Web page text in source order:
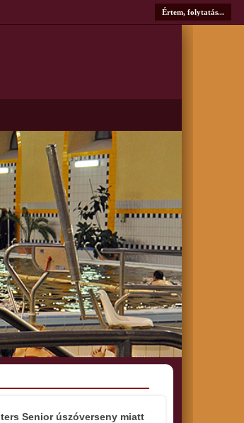
Értem, folytatás...
Senior úszóverseny miatt